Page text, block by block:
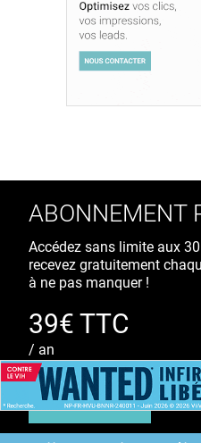
ABONNEMENT
Accédez sans limite aux
recevez gratuitement
à ne pas manquer !
39€ TTC
/ an
S'ABONNER